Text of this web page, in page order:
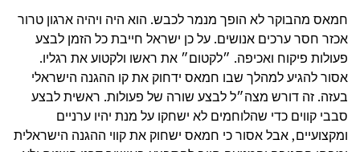
חמאס מהבוקר לא הופך מנמר לכבש. הוא היה ויהיה ארגון טרור
אכזר חסר ערכים אנושים. על כן ישראל חייבת כל הזמן לבצע
פעולות פיקוח ואכיפה. ״לקטום״ את ראשו ולקטוע את רגליו.
אסור להגיע למהלך שבו חמאס ידחוק את קו ההגנה הישראלי
בעזה. זה דורש מצה״ל לבצע שורה של פעולות. ראשית לבצע
סבבי קווים כדי שהלוחמים לא ישחקו על מנת יהיו ערניים
ומקצועיים, אבל אסור כי חמאס ישחוק את קווי ההגנה הישראלית